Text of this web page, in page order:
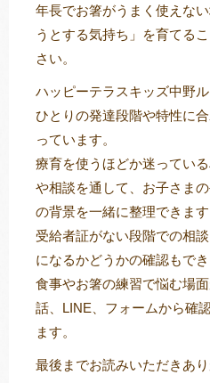
年長でお箸がうまく使えな
うとする気持ち」を育てる
さい。
ハッピーテラスキッズ中野
ひとりの発達段階や特性に
っています。
療育を使うほどか迷ってい
や相談を通して、お子さま
の背景を一緒に整理できます
受給者証がない段階での相
になるかどうかの確認もでき
食事やお箸の練習で悩む場
話、LINE、フォームから確
ます。
最後までお読みいただきあ